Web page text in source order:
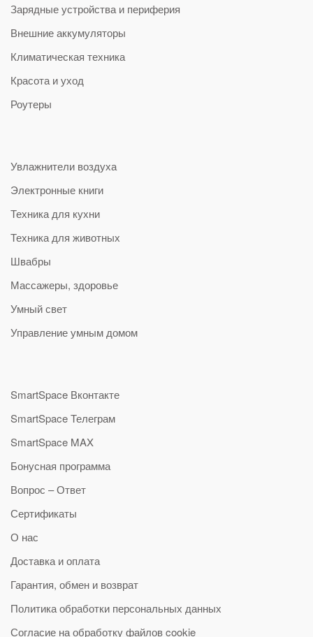
Зарядные устройства и периферия
Внешние аккумуляторы
Климатическая техника
Красота и уход
Роутеры
Увлажнители воздуха
Электронные книги
Техника для кухни
Техника для животных
Швабры
Массажеры, здоровье
Умный свет
Управление умным домом
SmartSpace Вконтакте
SmartSpace Телеграм
SmartSpace MAX
Бонусная программа
Вопрос – Ответ
Сертификаты
О нас
Доставка и оплата
Гарантия, обмен и возврат
Политика обработки персональных данных
Согласие на обработку файлов cookie